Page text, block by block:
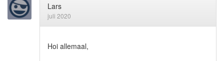
Lars
juli 2020
Hoi allemaal,